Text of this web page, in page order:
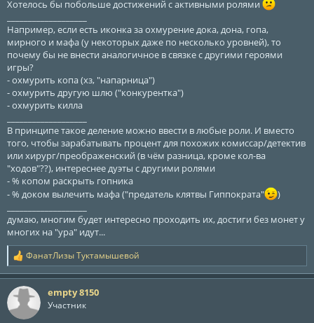
Хотелось бы побольше достижений с активными ролями
Например, если есть иконка за охмурение дока, дона, гопа,
мирного и мафа (у некоторых даже по несколько уровней), то
почему бы не внести аналогичное в связке с другими героями
игры?
- охмурить копа (хз, "напарница")
- охмурить другую шлю ("конкурентка")
- охмурить килла
В принципе такое деление можно ввести в любые роли. И вместо
того, чтобы зарабатывать процент для похожих комиссар/детектив
или хирург/преображенский (в чём разница, кроме кол-ва
"ходов"??), интереснее дуэты с другими ролями
- % копом раскрыть гопника
- % доком вылечить мафа ("предатель клятвы Гиппократа"
)
думаю, многим будет интересно проходить их, достиги без монет у
многих на "ура" идут...
Р
е
а
к
и
ФанатЛизы Туктамышевой
empty 8150
Участник